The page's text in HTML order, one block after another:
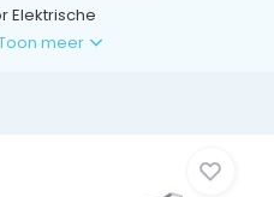
Elektrische
meer